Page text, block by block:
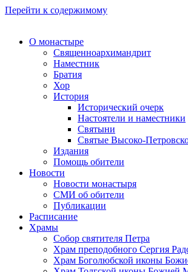
Перейти к содержимому
О монастыре
Священноархимандрит
Наместник
Братия
Хор
История
Исторический очерк
Настоятели и наместники
Святыни
Святые Высоко-
Издания
Помощь обители
Новости
Новости монастыря
СМИ об обители
Публикации
Расписание
Храмы
Собор святителя Петра
Храм преподобного Сергия
Храм Боголюбской иконы